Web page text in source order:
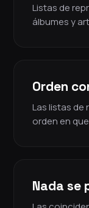
Listas de
álbumes y
Orden
Las listas de
orden en
Nada se